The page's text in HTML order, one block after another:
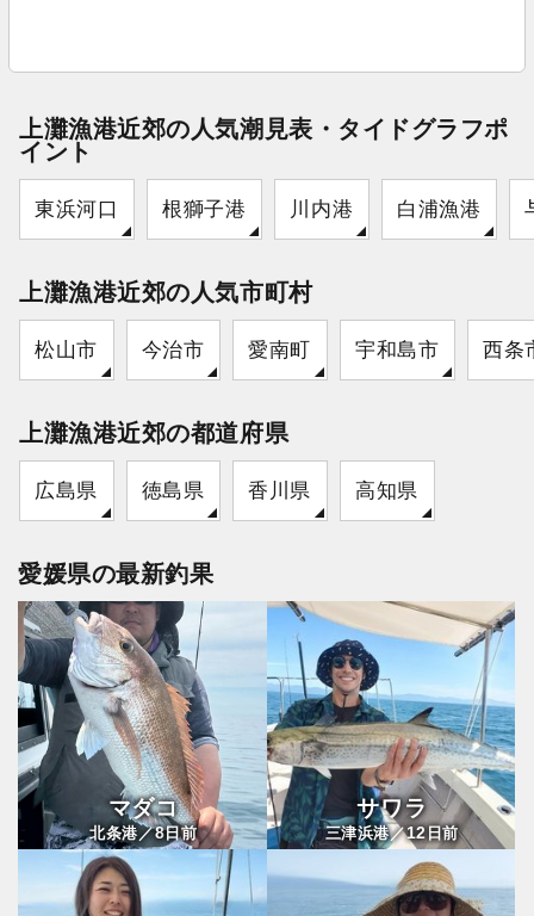
上灘漁港近郊の人気潮見表・タイドグラフポ
イント
東浜河口 根獅子港 川内港 白浦漁港
上灘漁港近郊の人気市町村
松山市 今治市 愛南町 宇和島市 西条
上灘漁港近郊の都道府県
広島県 徳島県 香川県 高知県
愛媛県の最新釣果
マダコ
北条港／8日前
サワラ
三津浜港／12 日前